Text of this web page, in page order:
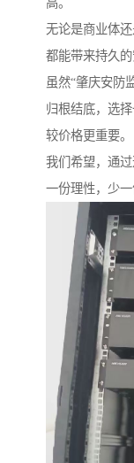
无论是商业体
都能带来持久的
虽然“肇庆安防
归根结底，选
较价格更重要。
我们希望，通
一份理性，少一